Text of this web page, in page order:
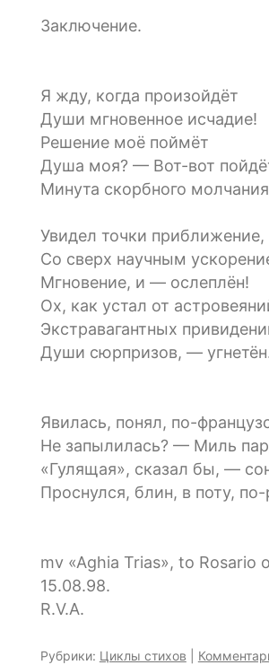
Заключение.
Я жду, когда произойдёт
Души мгновенное исчадие!
Решение моё поймёт
Душа моя? — Вот-вот
Минута скорбного
Увидел точки приближение,
Со сверх научным
Мгновение, и — ослеплён!
Ох, как устал от
Экстравагантных
Души сюрпризов, —
Явилась, понял, по-
Не запылилась? — Миль
«Гулящая», сказал бы, —
Проснулся, блин, в поту,
mv «Aghia Trias», to Rosario
15.08.98.
R.V.A.
Рубрики: Циклы стихов